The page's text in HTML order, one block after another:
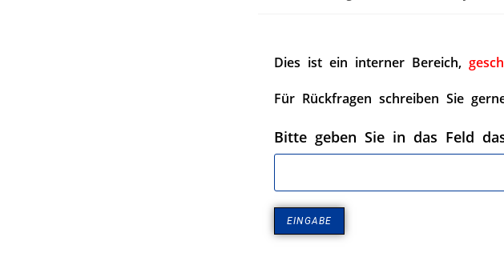
Dies ist ein interner Bereich,
Für Rückfragen schreiben Sie
Bitte geben Sie in das Feld